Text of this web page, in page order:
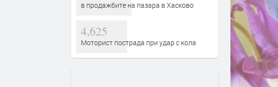
в продажбите на пазара в Хасково
4,625
Моторист пострада при удар с кола